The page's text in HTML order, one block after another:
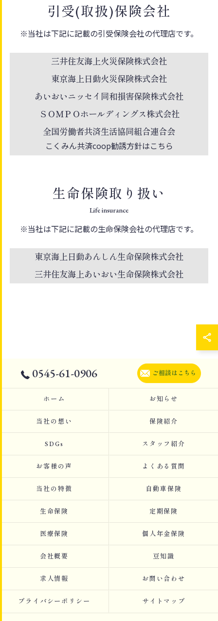
引受(取扱)保険会社
※当社は下記に記載の引受保険会社の代理店です。
三井住友海上火災保険株式会社
東京海上日動火災保険株式会社
あいおいニッセイ同和損害保険株式会社
ＳＯＭＰＯホールディングス株式会社
全国労働者共済生活協同組合連合会
こくみん共済coop勧誘方針はこちら
Life insurance
生命保険取り扱い
※当社は下記に記載の生命保険会社の代理店です。
東京海上日動あんしん生命保険株式会社
三井住友海上あいおい生命保険株式会社
0545-61-0906 ご相談はこちら
ホーム お知らせ
当社の想い 保険紹介
SDGs スタッフ紹介
お客様の声 よくある質問
当社の特徴 自動車保険
生命保険 定期保険
医療保険 個人年金保険
会社概要 豆知識
求人情報 お問い合わせ
プライバシーポリシー サイトマップ